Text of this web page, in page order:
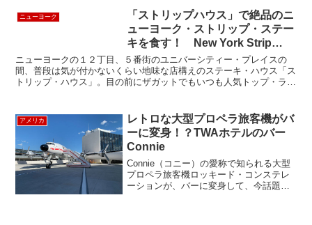
ニューヨーク
「ストリップハウス」で絶品のニ
ューヨーク・ストリップ・ステー
キを食す！ New York Strip
House Steak House
ニューヨークの１２丁目、５番街のユニバーシティー・プレイスの
間、普段は気が付かないくらい地味な店構えのステーキ・ハウス「ス
トリップ・ハウス」。目の前にザガットでもいつも人気トップ・ラン
アメリカ
レトロな大型プロペラ旅客機がバ
ーに変身！？TWAホテルのバー
Connie
Connie（コニー）の愛称で知られる大型
プロペラ旅客機ロッキード・コンステレ
ーションが、バーに変身して、今話題の